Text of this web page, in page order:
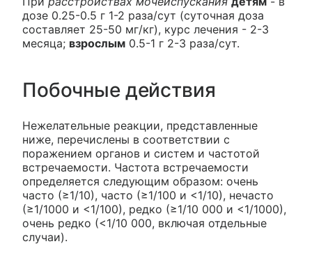
дозе 0.25-0.5 г 1-2 раза/сут (суточная доза
составляет 25-50 мг/кг), курс лечения - 2-3
месяца; взрослым 0.5-1 г 2-3 раза/сут.
Побочные действия
Нежелательные реакции, представленные
ниже, перечислены в соответствии с
поражением органов и систем и частотой
встречаемости. Частота встречаемости
определяется следующим образом: очень
часто (≥1/10), часто (≥1/100 и <1/10), нечасто
(≥1/1000 и <1/100), редко (≥1/10 000 и <1/1000),
очень редко (<1/10 000, включая отдельные
случаи).